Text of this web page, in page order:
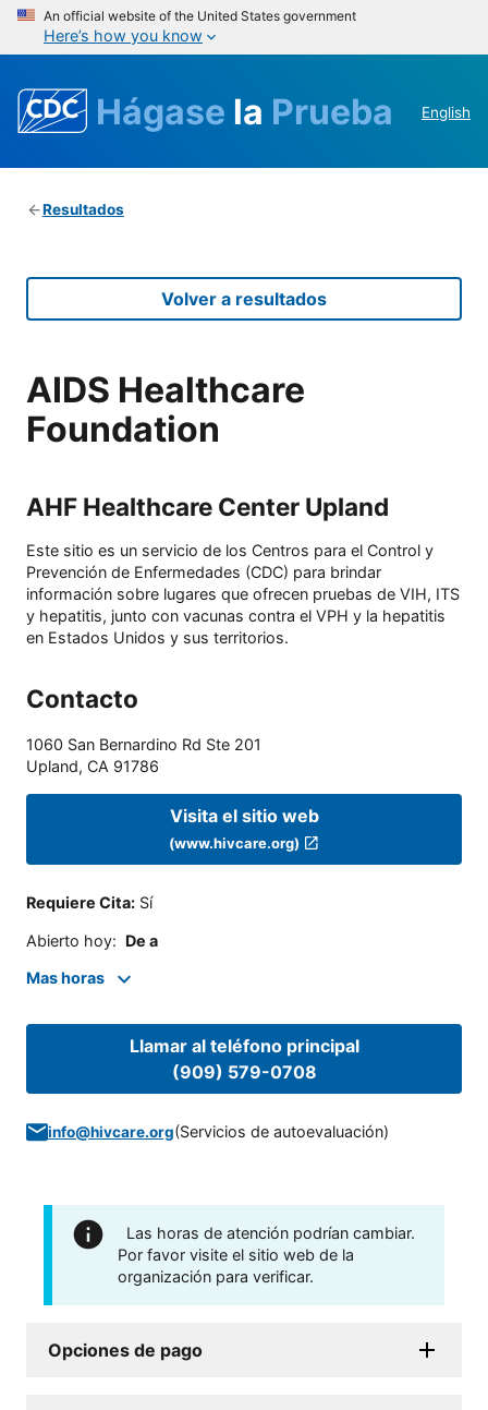
An official website of the United States government
Here’s how you know
Hágase la Prueba English
Resultados
Volver a resultados
AIDS Healthcare
Foundation
AHF Healthcare Center Upland
Este sitio es un servicio de los Centros para el Control y
Prevención de Enfermedades (CDC) para brindar
información sobre lugares que ofrecen pruebas de VIH, ITS
y hepatitis, junto con vacunas contra el VPH y la hepatitis
en Estados Unidos y sus territorios.
Contacto
1060 San Bernardino Rd Ste 201
Upland, CA 91786
Visita el sitio web
(www.hivcare.org)
Requiere Cita: Sí
Abierto hoy: De a
Mas horas
Llamar al teléfono principal
(909) 579-0708
info@hivcare.org(Servicios de autoevaluación)
Las horas de atención podrían cambiar.
Por favor visite el sitio web de la
organización para verificar.
Opciones de pago